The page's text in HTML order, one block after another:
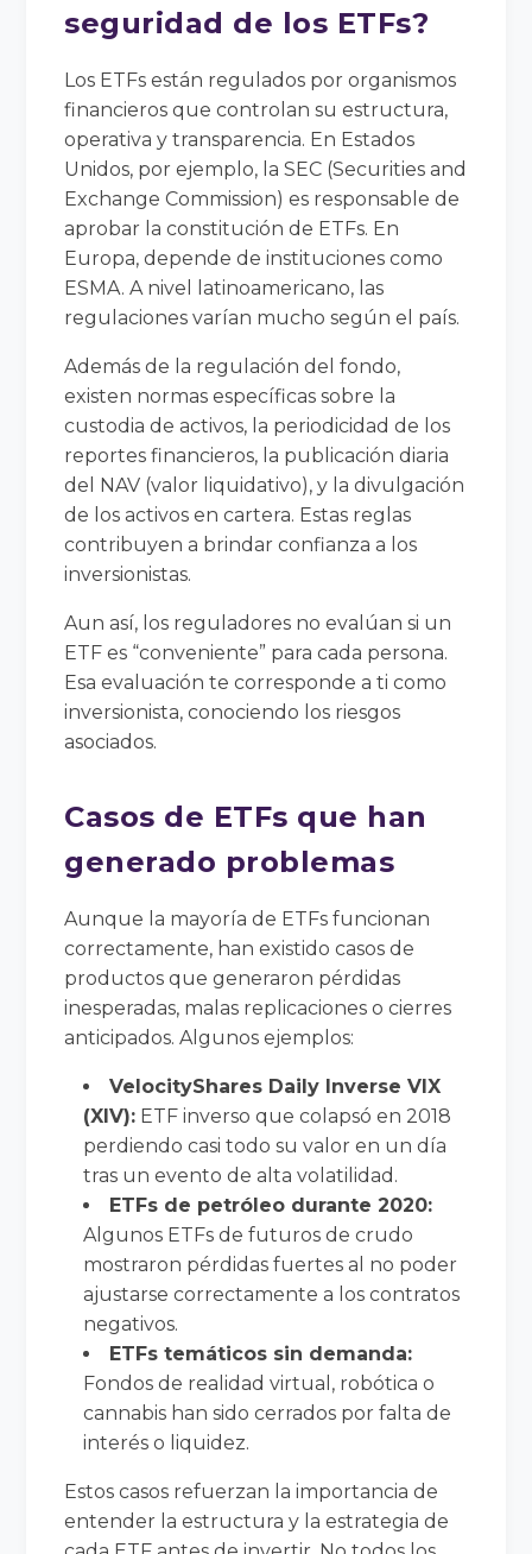
seguridad de los ETFs?
Los ETFs están regulados por organismos
financieros que controlan su estructura,
operativa y transparencia. En Estados
Unidos, por ejemplo, la SEC (Securities and
Exchange Commission) es responsable de
aprobar la constitución de ETFs. En
Europa, depende de instituciones como
ESMA. A nivel latinoamericano, las
regulaciones varían mucho según el país.
Además de la regulación del fondo,
existen normas específicas sobre la
custodia de activos, la periodicidad de los
reportes financieros, la publicación diaria
del NAV (valor liquidativo), y la divulgación
de los activos en cartera. Estas reglas
contribuyen a brindar confianza a los
inversionistas.
Aun así, los reguladores no evalúan si un
ETF es “conveniente” para cada persona.
Esa evaluación te corresponde a ti como
inversionista, conociendo los riesgos
asociados.
Casos de ETFs que han
generado problemas
Aunque la mayoría de ETFs funcionan
correctamente, han existido casos de
productos que generaron pérdidas
inesperadas, malas replicaciones o cierres
anticipados. Algunos ejemplos:
VelocityShares Daily Inverse VIX
(XIV): ETF inverso que colapsó en 2018
perdiendo casi todo su valor en un día
tras un evento de alta volatilidad.
ETFs de petróleo durante 2020:
Algunos ETFs de futuros de crudo
mostraron pérdidas fuertes al no poder
ajustarse correctamente a los contratos
negativos.
ETFs temáticos sin demanda:
Fondos de realidad virtual, robótica o
cannabis han sido cerrados por falta de
interés o liquidez.
Estos casos refuerzan la importancia de
entender la estructura y la estrategia de